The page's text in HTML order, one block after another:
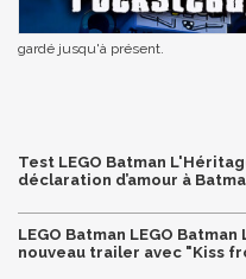
gardé jusqu'à présent.
Test LEGO Batman
déclaration d’amour à
LEGO Batman LEGO
nouveau trailer avec "Kiss